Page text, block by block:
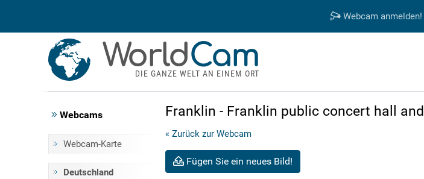
Webcam anmelden!
WorldCam
DIE GANZE WELT AN EINEM ORT
Webcams
Webcam-Karte
Deutschland
Franklin - Franklin public concert hall
« Zurück zur Webcam
Fügen Sie ein neues Bild!